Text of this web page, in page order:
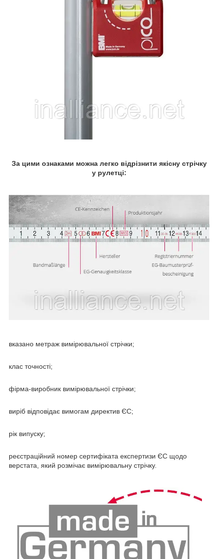
За цими ознаками можна легко відрізнити якісну стрічку
у рулетці:
вказано метраж вимірювальної стрічки;
клас точності;
фірма-виробник вимірювальної стрічки;
виріб відповідає вимогам директив ЄС;
рік випуску;
реєстраційний номер сертифіката експертизи ЄС щодо
верстата, який розмічає вимірювальну стрічку.